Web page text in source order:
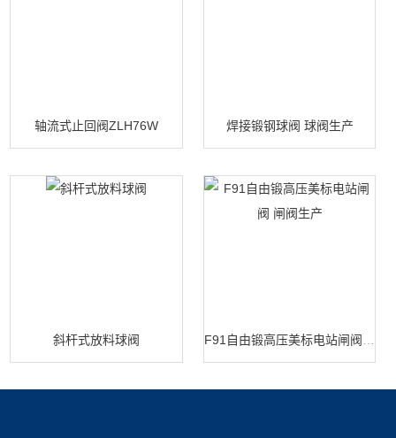
轴流式止回阀ZLH76W 焊接锻钢球阀 球阀生产
斜杆式放料球阀